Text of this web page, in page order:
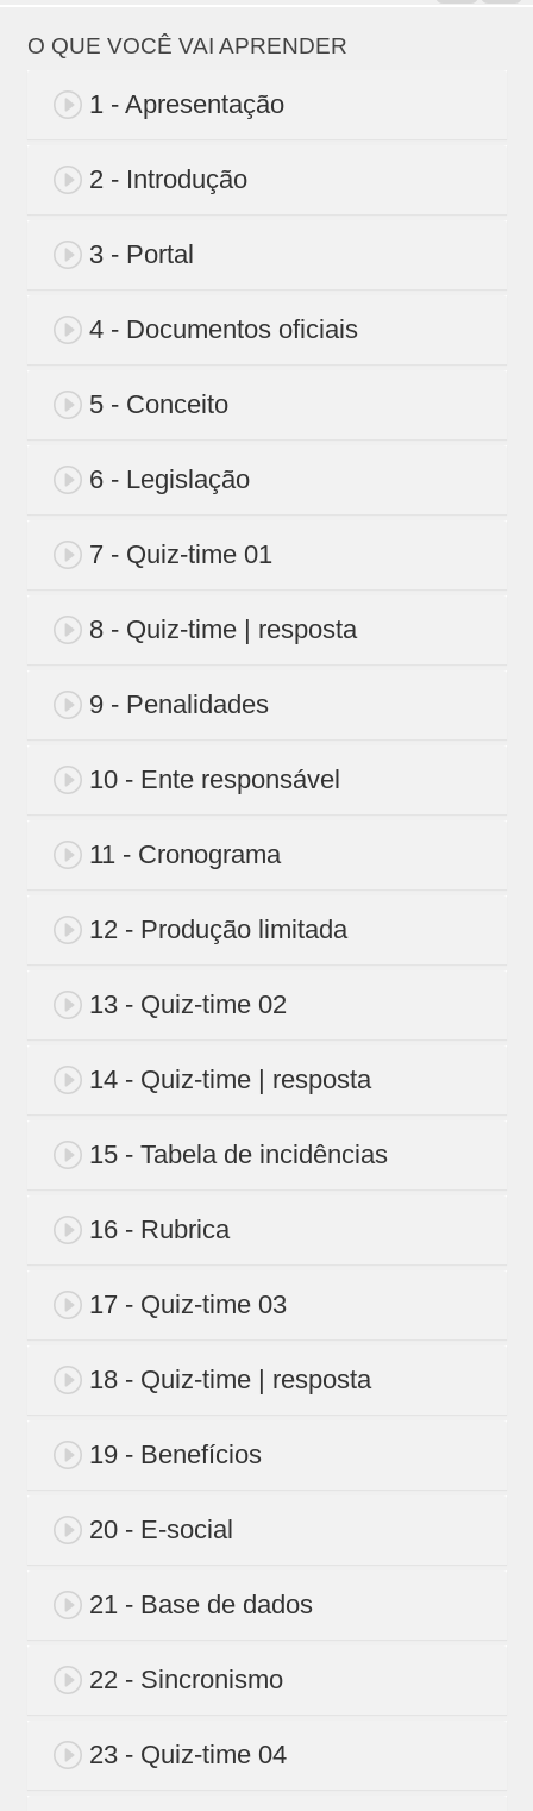
O QUE VOCÊ VAI APRENDER
1 - Apresentação
2 - Introdução
3 - Portal
4 - Documentos oficiais
5 - Conceito
6 - Legislação
7 - Quiz-time 01
8 - Quiz-time | resposta
9 - Penalidades
10 - Ente responsável
11 - Cronograma
12 - Produção limitada
13 - Quiz-time 02
14 - Quiz-time | resposta
15 - Tabela de incidências
16 - Rubrica
17 - Quiz-time 03
18 - Quiz-time | resposta
19 - Benefícios
20 - E-social
21 - Base de dados
22 - Sincronismo
23 - Quiz-time 04